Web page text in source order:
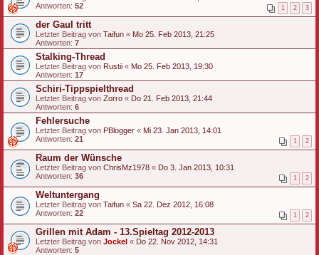
Antworten: 52 1 2 3
der Gaul tritt
Letzter Beitrag von Taifun « Mo 25. Feb 2013, 21:25
Antworten: 7
Stalking-Thread
Letzter Beitrag von Rustii « Mo 25. Feb 2013, 19:30
Antworten: 17
Schiri-Tippspielthread
Letzter Beitrag von Zorro « Do 21. Feb 2013, 21:44
Antworten: 6
Fehlersuche
Letzter Beitrag von PBlogger « Mi 23. Jan 2013, 14:01
Antworten: 21 1 2
Raum der Wünsche
Letzter Beitrag von ChrisMz1978 « Do 3. Jan 2013, 10:31
Antworten: 36 1 2
Weltuntergang
Letzter Beitrag von Taifun « Sa 22. Dez 2012, 16:08
Antworten: 22 1 2
Grillen mit Adam - 13.Spieltag 2012-2013
Letzter Beitrag von Jockel « Do 22. Nov 2012, 14:31
Antworten: 5